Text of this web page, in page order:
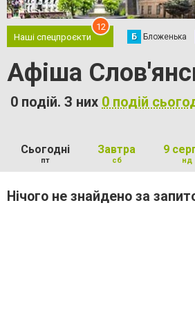
Наші спецпроєкти
12
Б Бложенька
Афіша
0 подій. З них 0 подій
Сьогодні
пт
Завтра
сб
9
нд
Нічого не знайдено за